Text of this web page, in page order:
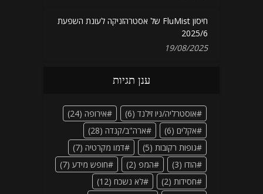
חיסון FluMist של אסטרהזניקה לעונת השפעת
2025/6
19/08/2025
ענן תגיות
אוסטרליה/ניו זילנד (6) אירופה (24)
אקלים (6) ארה"ב/קנדה (28)
גופות רקובות (5) דמו מקרטיה (7)
הודו (3) המפ (2) חופש מידע (7)
חסידות (2) לא נשכח (12)